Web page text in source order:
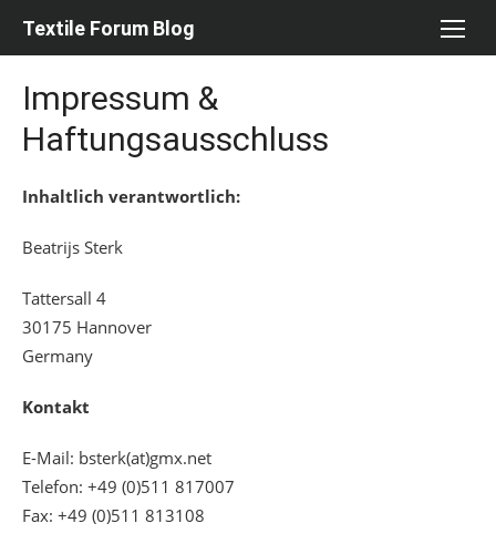
Textile Forum Blog
Impressum &
Haftungsausschluss
Inhaltlich verantwortlich:
Beatrijs Sterk
Tattersall 4
30175 Hannover
Germany
Kontakt
E-Mail: bsterk(at)gmx.net
Telefon: +49 (0)511 817007
Fax: +49 (0)511 813108